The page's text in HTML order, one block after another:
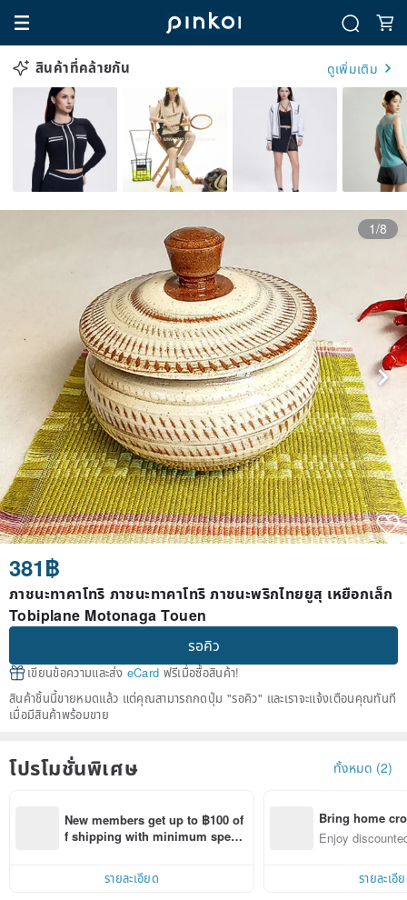
สินค้าที่คล้ายกัน ดูเพิ่มเติม
1/8
381฿
ภาชนะทาคาโทริ ภาชนะทาคาโทริ ภาชนะพริกไทยยูสุ เหยือกเล็ก
Tobiplane Motonaga Touen
รอคิว
เขียนข้อความและส่ง eCard ฟรีเมื่อซื้อสินค้า!
สินค้าชิ้นนี้ขายหมดแล้ว แต่คุณสามารถกดปุ่ม "รอคิว" และเราจะแจ้งเตือนคุณทันที
เมื่อมีสินค้าพร้อมขาย
โปรโมชั่นพิเศษ ทั้งหมด (2)
New members get up to ฿100 of
f shipping with minimum spen
within 7 days!
รายละเอียด
Bring home
n with ease
Enjoy
รายละเอี